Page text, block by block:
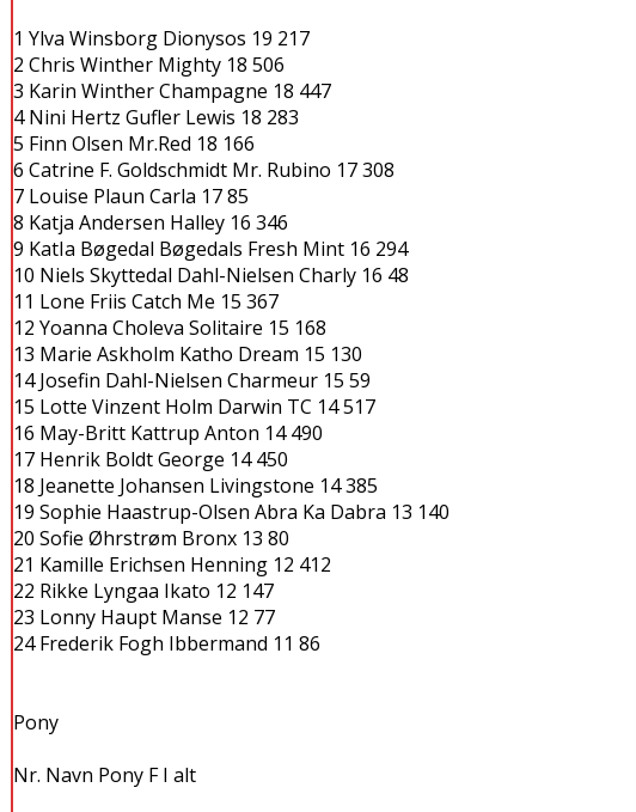
1 Ylva Winsborg Dionysos 19 217
2 Chris Winther Mighty 18 506
3 Karin Winther Champagne 18 447
4 Nini Hertz Gufler Lewis 18 283
5 Finn Olsen Mr.Red 18 166
6 Catrine F. Goldschmidt Mr. Rubino 17 308
7 Louise Plaun Carla 17 85
8 Katja Andersen Halley 16 346
9 KatIa Bøgedal Bøgedals Fresh Mint 16 294
10 Niels Skyttedal Dahl-Nielsen Charly 16 48
11 Lone Friis Catch Me 15 367
12 Yoanna Choleva Solitaire 15 168
13 Marie Askholm Katho Dream 15 130
14 Josefin Dahl-Nielsen Charmeur 15 59
15 Lotte Vinzent Holm Darwin TC 14 517
16 May-Britt Kattrup Anton 14 490
17 Henrik Boldt George 14 450
18 Jeanette Johansen Livingstone 14 385
19 Sophie Haastrup-Olsen Abra Ka Dabra 13 140
20 Sofie Øhrstrøm Bronx 13 80
21 Kamille Erichsen Henning 12 412
22 Rikke Lyngaa Ikato 12 147
23 Lonny Haupt Manse 12 77
24 Frederik Fogh Ibbermand 11 86
Pony
Nr. Navn Pony F I alt